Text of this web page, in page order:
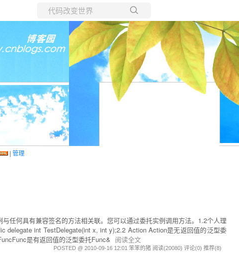
所有博客
当前博客
| 管理
任何具有兼容签名的方法相关联。您可以通过委托实例调用方法。1.2个人理
delegate int TestDelegate(int x, int y);2.2 Action Action是无返回值的泛型委
是有返回值的泛型委托Func& 阅读全文
POSTED @ 2010-09-16 12:01 笨笨的猪 阅读(20080) 评论(0) 推荐(8)